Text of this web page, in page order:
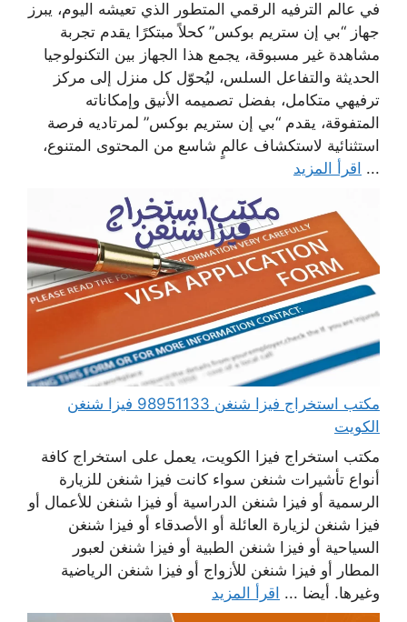
في عالم الترفيه الرقمي المتطور الذي تعيشه اليوم، يبرز
جهاز “بي إن ستريم بوكس” كحلاً مبتكرًا يقدم تجربة
مشاهدة غير مسبوقة، يجمع هذا الجهاز بين التكنولوجيا
الحديثة والتفاعل السلس، ليُحوّل كل منزل إلى مركز
ترفيهي متكامل، بفضل تصميمه الأنيق وإمكاناته
المتفوقة، يقدم “بي إن ستريم بوكس” لمرتاديه فرصة
استثنائية لاستكشاف عالمٍ شاسع من المحتوى المتنوع،
... اقرأ المزيد
مكتب استخراج فيزا شنغن 98951133 فيزا شنغن
الكويت
مكتب استخراج فيزا الكويت، يعمل على استخراج كافة
أنواع تأشيرات شنغن سواء كانت فيزا شنغن للزيارة
الرسمية أو فيزا شنغن الدراسية أو فيزا شنغن للأعمال أو
فيزا شنغن لزيارة العائلة أو الأصدقاء أو فيزا شنغن
السياحية أو فيزا شنغن الطبية أو فيزا شنغن لعبور
المطار أو فيزا شنغن للأزواج أو فيزا شنغن الرياضية
وغيرها. أيضا ... اقرأ المزيد